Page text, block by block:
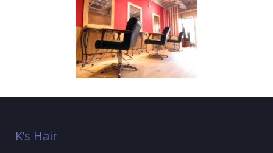
K’s Hair